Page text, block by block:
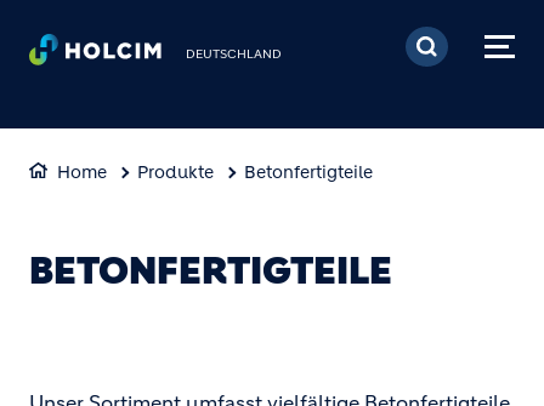
Direkt zum Inhalt
DEUTSCHLAND
Home Produkte Betonfertigteile
BETONFERTIGTEILE